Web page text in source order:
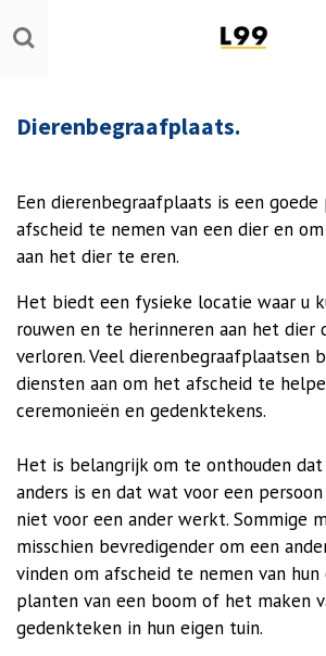
Ga
direct
hoofdinhoud
Dierenbegraafplaats.
Een dierenbegraafplaats is een
afscheid te nemen van een dier en
aan het dier te eren.
Het biedt een fysieke locatie waar u
rouwen en te herinneren aan het dier
verloren. Veel dierenbegraafplaatsen
diensten aan om het afscheid te
ceremonieën en gedenktekens.
Het is belangrijk om te onthouden
anders is en dat wat voor een
niet voor een ander werkt. Sommige
misschien bevredigender om een
vinden om afscheid te nemen van hun
planten van een boom of het maken
gedenkteken in hun eigen tuin.